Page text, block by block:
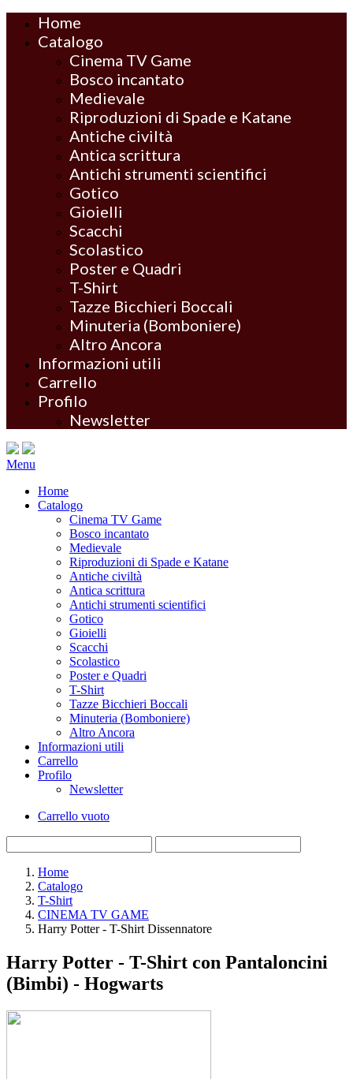
Home
Catalogo
Cinema TV Game
Bosco incantato
Medievale
Riproduzioni di Spade e Katane
Antiche civiltà
Antica scrittura
Antichi strumenti scientifici
Gotico
Gioielli
Scacchi
Scolastico
Poster e Quadri
T-Shirt
Tazze Bicchieri Boccali
Minuteria (Bomboniere)
Altro Ancora
Informazioni utili
Carrello
Profilo
Newsletter
Menu
Home
Catalogo
Cinema TV Game
Bosco incantato
Medievale
Riproduzioni di Spade e Katane
Antiche civiltà
Antica scrittura
Antichi strumenti scientifici
Gotico
Gioielli
Scacchi
Scolastico
Poster e Quadri
T-Shirt
Tazze Bicchieri Boccali
Minuteria (Bomboniere)
Altro Ancora
Informazioni utili
Carrello
Profilo
Newsletter
Carrello vuoto
Home
Catalogo
T-Shirt
CINEMA TV GAME
Harry Potter - T-Shirt Dissennatore
Harry Potter - T-Shirt con Pantaloncini
(Bimbi) - Hogwarts